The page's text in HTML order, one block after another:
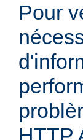
Pour
HTTP